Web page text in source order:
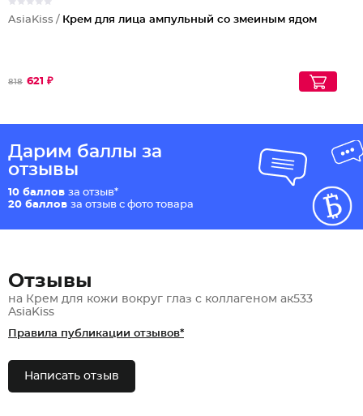
AsiaKiss / Крем для лица ампульный со змеиным ядом
818 621 ₽
Дарим баллы за
отзывы
10 баллов за отзыв*
20 баллов за отзыв с фото товара
Отзывы
на Крем для кожи вокруг глаз с коллагеном ак533
AsiaKiss
Правила публикации отзывов*
Написать отзыв